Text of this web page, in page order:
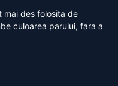
mai des folosita de
culoarea parului, fara a